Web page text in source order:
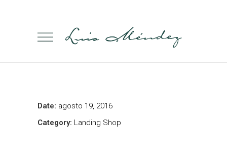
Date: agosto 19, 2016
Category: Landing Shop